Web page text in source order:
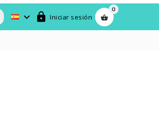

0
 Iniciar sesión
